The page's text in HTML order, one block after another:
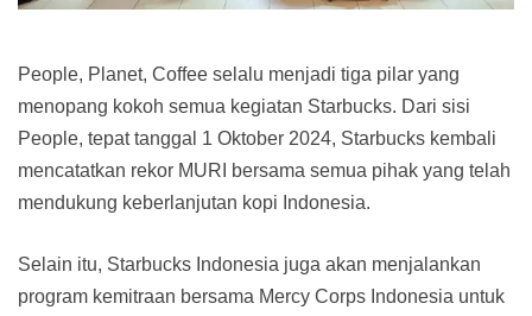
People, Planet, Coffee selalu menjadi tiga pilar yang
menopang kokoh semua kegiatan Starbucks. Dari sisi
People, tepat tanggal 1 Oktober 2024, Starbucks kembali
mencatatkan rekor MURI bersama semua pihak yang telah
mendukung keberlanjutan kopi Indonesia.
Selain itu, Starbucks Indonesia juga akan menjalankan
program kemitraan bersama Mercy Corps Indonesia untuk